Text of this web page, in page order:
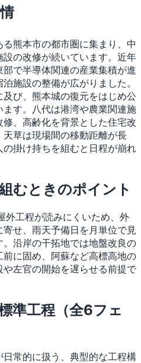
熊本市の都市圏に集まり、中
の改修が続いています。近年
で半導体関連の産業集積が進
施設の整備が広がりました。
び、熊本城の復元をはじめ公
す。八代は港湾や農業関連施
、高齢化を背景とした住宅改
草は現場間の移動距離が長
掛け持ちを組むと日程が崩れ
むときのポイント
外工程が読みにくいため、外
せ、雨天予備日を月単位で見
沿岸の干拓地では地盤改良の
に固め、阿蘇など高標高地の
左官の開始を遅らせる前提で
準工程（全6フェ
常的に扱う、典型的な工程構